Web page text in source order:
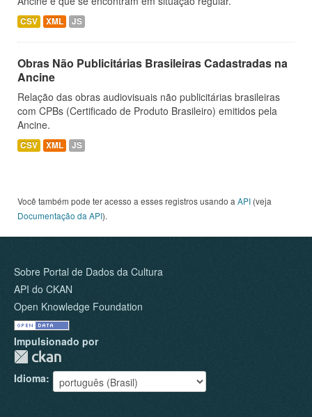
CSV XML JS
Obras Não Publicitárias Brasileiras Cadastradas na
Ancine
Relação das obras audiovisuais não publicitárias brasileiras
com CPBs (Certificado de Produto Brasileiro) emitidos pela
Ancine.
CSV XML JS
Você também pode ter acesso a esses registros usando a API (veja
Documentação da API).
Sobre Portal de Dados da Cultura
API do CKAN
Open Knowledge Foundation
Impulsionado por
Idioma